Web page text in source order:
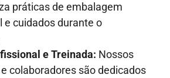
práticas de embalagem
e cuidados durante o
e Treinada: Nossos
colaboradores são dedicados